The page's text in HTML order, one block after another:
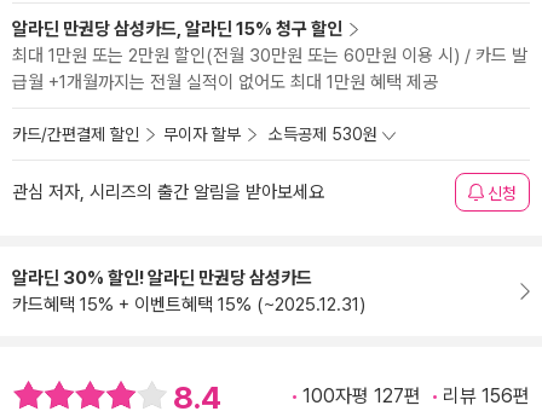
알라딘 만권당 삼성카드, 알라딘 15% 청구 할인
최대 1만원 또는 2만원 할인(전월 30만원 또는 60만원 이용 시) / 카드 발
급월 +1개월까지는 전월 실적이 없어도 최대 1만원 혜택 제공
카드/간편결제 할인 무이자 할부 소득공제 530원
관심 저자, 시리즈의 출간 알림을 받아보세요 신청
알라딘 30% 할인! 알라딘 만권당 삼성카드
카드혜택 15% + 이벤트혜택 15% (~2025.12.31)
8.4 100자평 127편 리뷰 156편